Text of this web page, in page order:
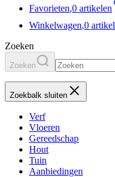
Favorieten,0 artikelen
Winkelwagen,0
Zoeken
Zoeken
Zoekbalk sluiten
Verf
Vloeren
Gereedschap
Hout
Tuin
Aanbiedingen